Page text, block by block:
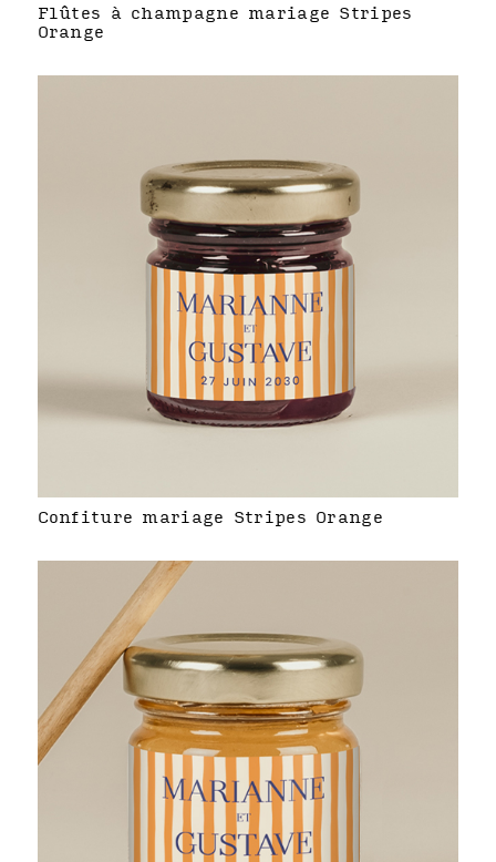
Flûtes à champagne mariage Stripes
Orange
Confiture mariage Stripes Orange